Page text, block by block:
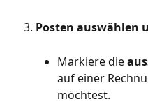
Posten auswählen
Markiere die
auf einer
möchtest.